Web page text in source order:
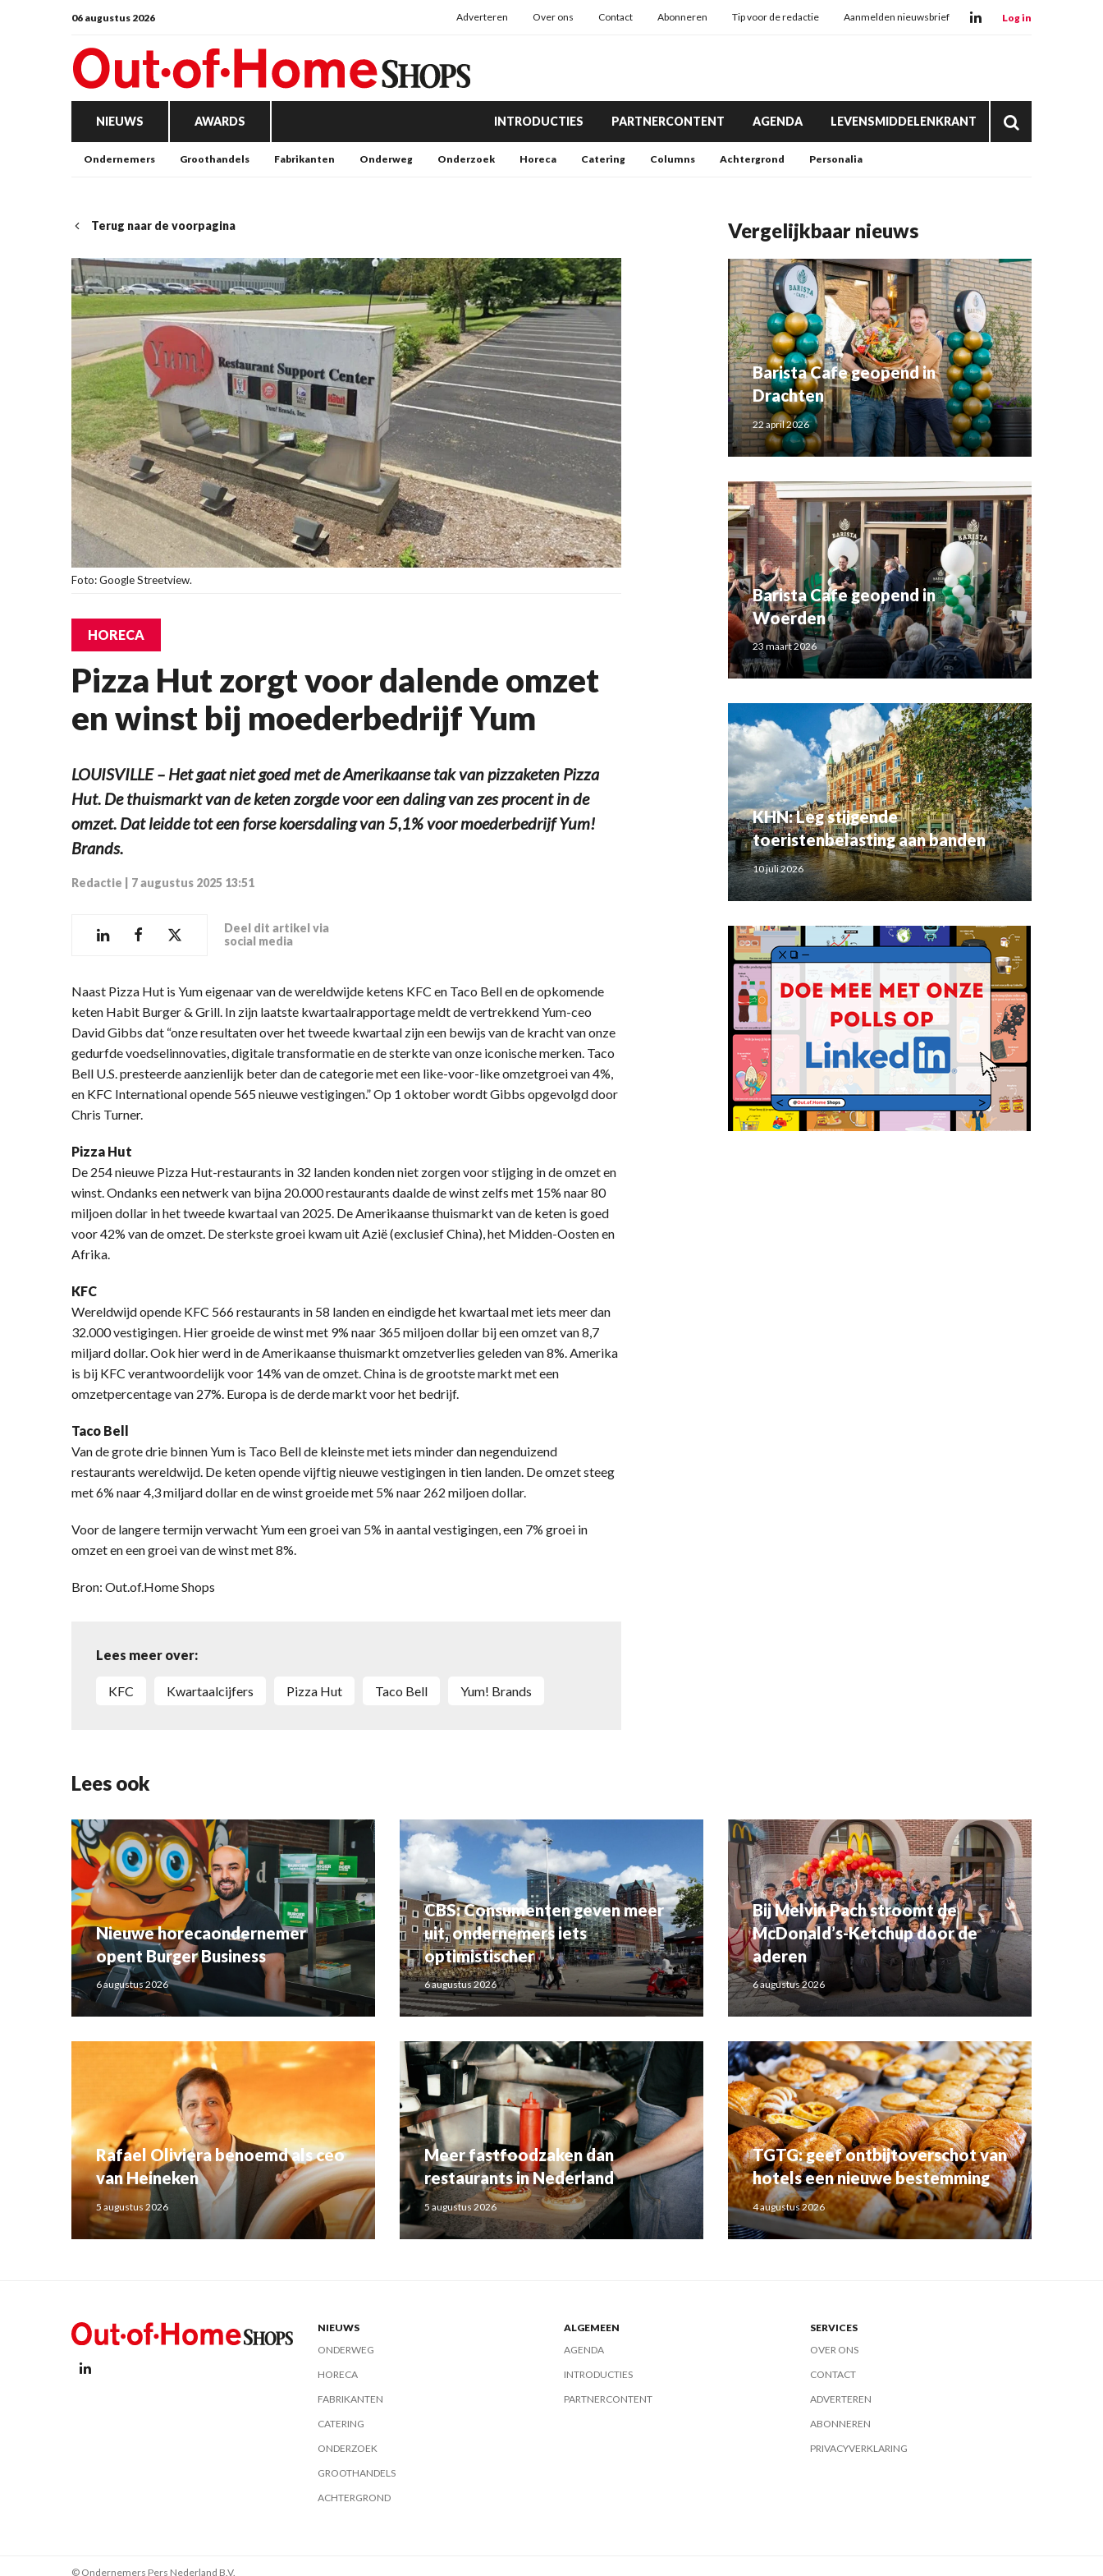
06 augustus 2026 Adverteren Over ons Contact Abonneren Tip voor de redactie Aanmelden nieuwsbrief Log in
NIEUWS AWARDS INTRODUCTIES PARTNERCONTENT AGENDA LEVENSMIDDELENKRANT
Ondernemers Groothandels Fabrikanten Onderweg Onderzoek Horeca Catering Columns Achtergrond Personalia
Terug naar de voorpagina
Foto: Google Streetview.
HORECA
Pizza Hut zorgt voor dalende omzet
en winst bij moederbedrijf Yum
LOUISVILLE – Het gaat niet goed met de Amerikaanse tak van pizzaketen Pizza
Hut. De thuismarkt van de keten zorgde voor een daling van zes procent in de
omzet. Dat leidde tot een forse koersdaling van 5,1% voor moederbedrijf Yum!
Brands.
Redactie 7 augustus 2025 13:51
Deel dit artikel via
social media
Naast Pizza Hut is Yum eigenaar van de wereldwijde ketens KFC en Taco Bell en de opkomende
keten Habit Burger & Grill. In zijn laatste kwartaalrapportage meldt de vertrekkend Yum-ceo
David Gibbs dat “onze resultaten over het tweede kwartaal zijn een bewijs van de kracht van onze
gedurfde voedselinnovaties, digitale transformatie en de sterkte van onze iconische merken. Taco
Bell U.S. presteerde aanzienlijk beter dan de categorie met een like-voor-like omzetgroei van 4%,
en KFC International opende 565 nieuwe vestigingen.” Op 1 oktober wordt Gibbs opgevolgd door
Chris Turner.
Pizza Hut
De 254 nieuwe Pizza Hut-restaurants in 32 landen konden niet zorgen voor stijging in de omzet en
winst. Ondanks een netwerk van bijna 20.000 restaurants daalde de winst zelfs met 15% naar 80
miljoen dollar in het tweede kwartaal van 2025. De Amerikaanse thuismarkt van de keten is goed
voor 42% van de omzet. De sterkste groei kwam uit Azië (exclusief China), het Midden-Oosten en
Afrika.
KFC
Wereldwijd opende KFC 566 restaurants in 58 landen en eindigde het kwartaal met iets meer dan
32.000 vestigingen. Hier groeide de winst met 9% naar 365 miljoen dollar bij een omzet van 8,7
miljard dollar. Ook hier werd in de Amerikaanse thuismarkt omzetverlies geleden van 8%. Amerika
is bij KFC verantwoordelijk voor 14% van de omzet. China is de grootste markt met een
omzetpercentage van 27%. Europa is de derde markt voor het bedrijf.
Taco Bell
Van de grote drie binnen Yum is Taco Bell de kleinste met iets minder dan negenduizend
restaurants wereldwijd. De keten opende vijftig nieuwe vestigingen in tien landen. De omzet steeg
met 6% naar 4,3 miljard dollar en de winst groeide met 5% naar 262 miljoen dollar.
Voor de langere termijn verwacht Yum een groei van 5% in aantal vestigingen, een 7% groei in
omzet en een groei van de winst met 8%.
Bron: Out.of.Home Shops
Lees meer over:
KFC kwartaalcijfers Pizza Hut Taco Bell Yum! Brands
Vergelijkbaar nieuws
Barista Cafe geopend in
Drachten
22 april 2026
Barista Cafe geopend in
Woerden
23 maart 2026
KHN: Leg stijgende
toeristenbelasting aan banden
10 juli 2026
Lees ook
Nieuwe horecaondernemer
opent Burger Business
6 augustus 2026
CBS: Consumenten geven meer
uit, ondernemers iets
optimistischer
6 augustus 2026
Bij Melvin Pach stroomt de
McDonald’s-Ketchup door de
aderen
6 augustus 2026
Rafael Oliviera benoemd als ceo
van Heineken
5 augustus 2026
Meer fastfoodzaken dan
restaurants in Nederland
5 augustus 2026
TGTG: geef ontbijtoverschot van
hotels een nieuwe bestemming
4 augustus 2026
NIEUWS
ONDERWEG
HORECA
FABRIKANTEN
CATERING
ONDERZOEK
GROOTHANDELS
ACHTERGROND
ALGEMEEN
AGENDA
INTRODUCTIES
PARTNERCONTENT
SERVICES
OVER ONS
CONTACT
ADVERTEREN
ABONNEREN
PRIVACYVERKLARING
© Ondernemers Pers Nederland B.V.